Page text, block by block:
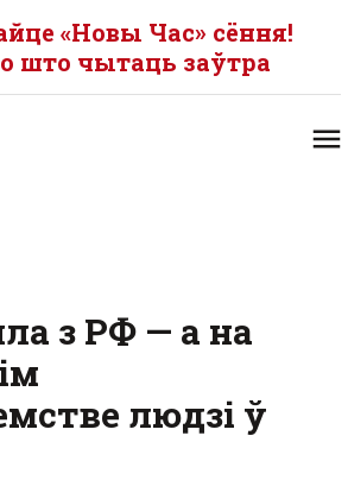
«Новы Час» сёння!
што чытаць заўтра
з РФ — а на
людзі ў